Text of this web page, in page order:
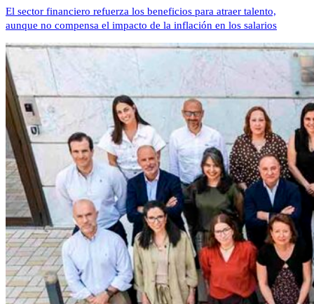
El sector financiero refuerza los beneficios para atraer talento,
aunque no compensa el impacto de la inflación en los salarios